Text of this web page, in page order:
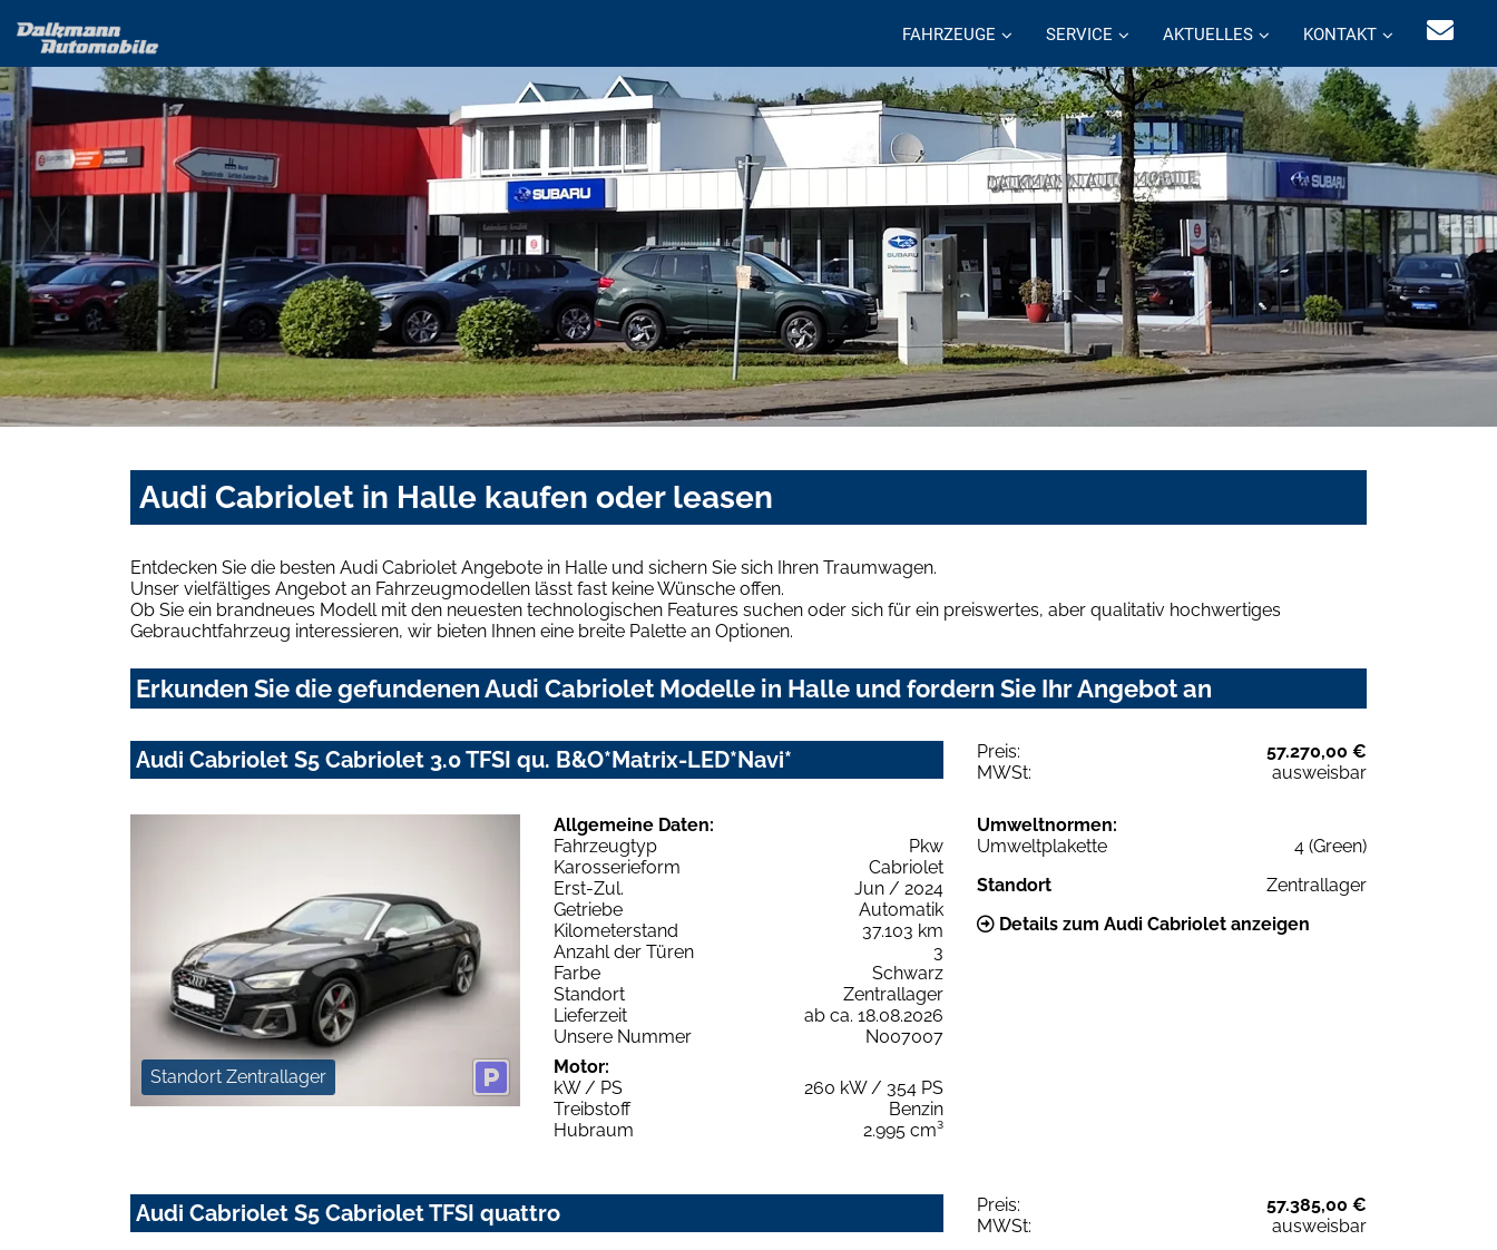
FAHRZEUGE SERVICE AKTUELLES KONTAKT
Audi Cabriolet in Halle kaufen oder leasen
Entdecken Sie die besten Audi Cabriolet Angebote in Halle und sichern Sie sich Ihren Traumwagen.
Unser vielfältiges Angebot an Fahrzeugmodellen lässt fast keine Wünsche offen.
Ob Sie ein brandneues Modell mit den neuesten technologischen Features suchen oder sich für ein preiswertes, aber qualitativ hochwertiges
Gebrauchtfahrzeug interessieren, wir bieten Ihnen eine breite Palette an Optionen.
Erkunden Sie die gefundenen Audi Cabriolet Modelle in Halle und fordern Sie Ihr Angebot an
Audi Cabriolet S5 Cabriolet 3.0 TFSI qu. B&O*Matrix-LED*Navi* Preis:
57.270,00 €
MWSt:
ausweisbar
Standort Zentrallager
Allgemeine Daten:
Fahrzeugtyp
Pkw
Karosserieform
Cabriolet
Erst-Zul.
Jun / 2024
Getriebe
Automatik
Kilometerstand
37.103 km
Anzahl der Türen
3
Farbe
Schwarz
Standort
Zentrallager
Lieferzeit
ab ca. 18.08.2026
Unsere Nummer
N007007
Motor:
kW / PS
260 kW / 354 PS
Treibstoff
Benzin
Hubraum
2.995 cm³
Umweltnormen:
Umweltplakette
4 (Green)
Standort
Zentrallager
Details zum Audi Cabriolet anzeigen
Audi Cabriolet S5 Cabriolet TFSI quattro Preis:
57.385,00 €
MWSt:
ausweisbar